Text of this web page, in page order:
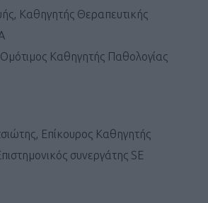
Καθηγητής Θεραπευτικής
Καθηγητής Παθολογίας
Επίκουρος Καθηγητής
συνεργάτης SE